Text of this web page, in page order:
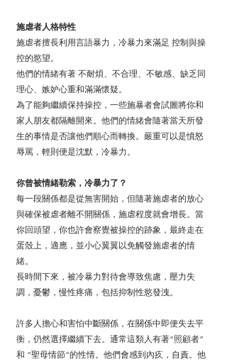
施虐者人格特性
施虐者擅長利用言語暴力，冷暴力來滿足 控制與操
控的慾望。
他們的情緒有著 不耐煩、不合理、不敏感、缺乏同
理心、嫉妒心重和滿滿懷疑。
為了能夠繼續保持操控，一些施暴者會試圖將你和
家人朋友都隔離開來。他們的情緒會隨著當天所發
生的事情是否讓他們順心而轉換。嚴重可以是憤怒
辱罵，輕則便是沈默，冷暴力。
你曾被情緒勒索，冷暴力了？
每一段關係都是從無害開始，但隨著施虐者的放心
與確保被虐者離不開關係，施虐程度就會增長。當
你回頭望，你也許會察覺被操控的跡象，最終走在
蛋殼上，適應，並小心翼翼以免觸發施虐者的情
緒。
長時間下來，被冷暴力對待會導致焦慮，壓力失
調，憂鬱，慢性疼痛，包括抑制性慾發洩。
許多人擔心和害怕中斷關係，在關係中即便失去平
衡，仍然選擇繼續下去。通常這類人有著“照顧者”
和 “聖母情節“的性情。他們會感到內疚，自責。他